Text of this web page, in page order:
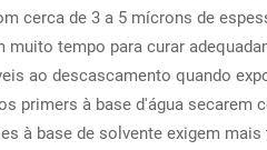
cerca de 3 a 5 mícrons de
muito tempo para curar
ao descascamento quando
primers à base d'água
à base de solvente exigem